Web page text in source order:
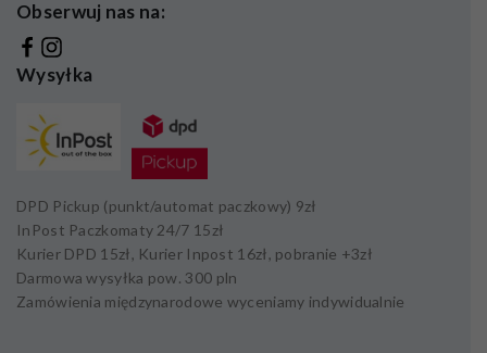
Obserwuj nas na:
Wysyłka
DPD Pickup (punkt/automat paczkowy) 9zł
InPost Paczkomaty 24/7 15zł
Kurier DPD 15zł, Kurier Inpost 16zł, pobranie +3zł
Darmowa wysyłka pow.300 pln
Zamówienia międzynarodowe wyceniamy indywidualnie